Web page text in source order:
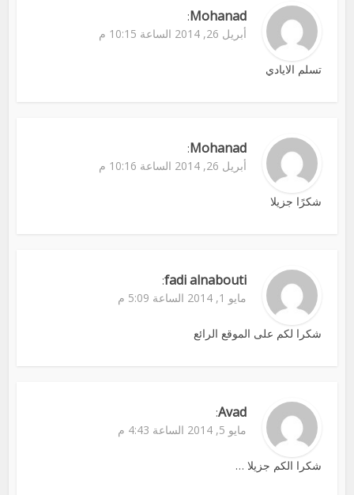
Mohanad
:
أبريل 26, 2014 الساعة 10:15 م
تسلم الايادي
Mohanad
:
أبريل 26, 2014 الساعة 10:16 م
شكرًا جزيلا
fadi alnabouti
:
مايو 1, 2014 الساعة 5:09 م
شكرا لكم على الموقع الرائع
Avad
:
مايو 5, 2014 الساعة 4:43 م
شكرا الكم جزيلا …